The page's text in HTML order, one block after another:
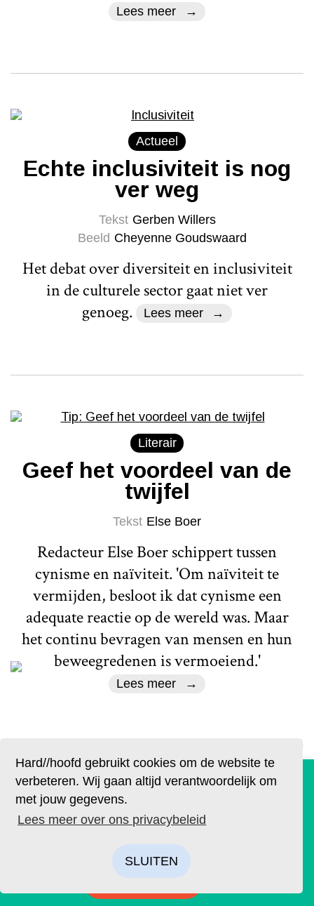
Hard//hoofd gebruikt cookies om de website te
verbeteren. Wij gaan altijd verantwoordelijk om
met jouw gegevens.
Lees meer over ons privacybeleid
SLUITEN
Lees meer
Actueel
Echte inclusiviteit is nog
ver weg
Tekst Gerben Willers
Beeld Cheyenne Goudswaard
Het debat over diversiteit en inclusiviteit
in de culturele sector gaat niet ver
genoeg.
Lees meer
Literair
Geef het voordeel van de
twijfel
Tekst Else Boer
Redacteur Else Boer schippert tussen
cynisme en naïviteit. 'Om naïviteit te
vermijden, besloot ik dat cynisme een
adequate reactie op de wereld was. Maar
het continu bevragen van mensen en hun
beweegredenen is vermoeiend.'
Lees meer
Actueel
geloof, geen adem
Tekst Redactie
De geruchten zijn waar. Lees Hard//hoofd nu ook op
papier!
Bestel op tijd je eigen exemplaar van de eerste editie, met
als thema: ‘Ik’. We hebben drie covers ontworpen. Kies je